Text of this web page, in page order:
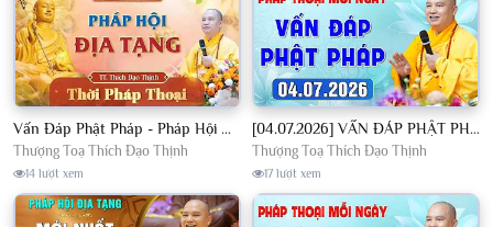
Vấn Đáp Phật Pháp - Pháp Hội Địa Tạng Ngày 01/08/2026│TT. Thích Đạo Thịnh
Thượng Toạ Thích Đạo Thịnh
14 lượt xem
[04.07.2026] VẤN ĐÁP PHẬT PHÁP - Nghe Thầy giảng Pháp mỗi ngày CÔNG ĐỨC VÔ LƯỢNG│TT. Thích Đạo Thịnh
Thượng Toạ Thích Đạo Thịnh
17 lượt xem